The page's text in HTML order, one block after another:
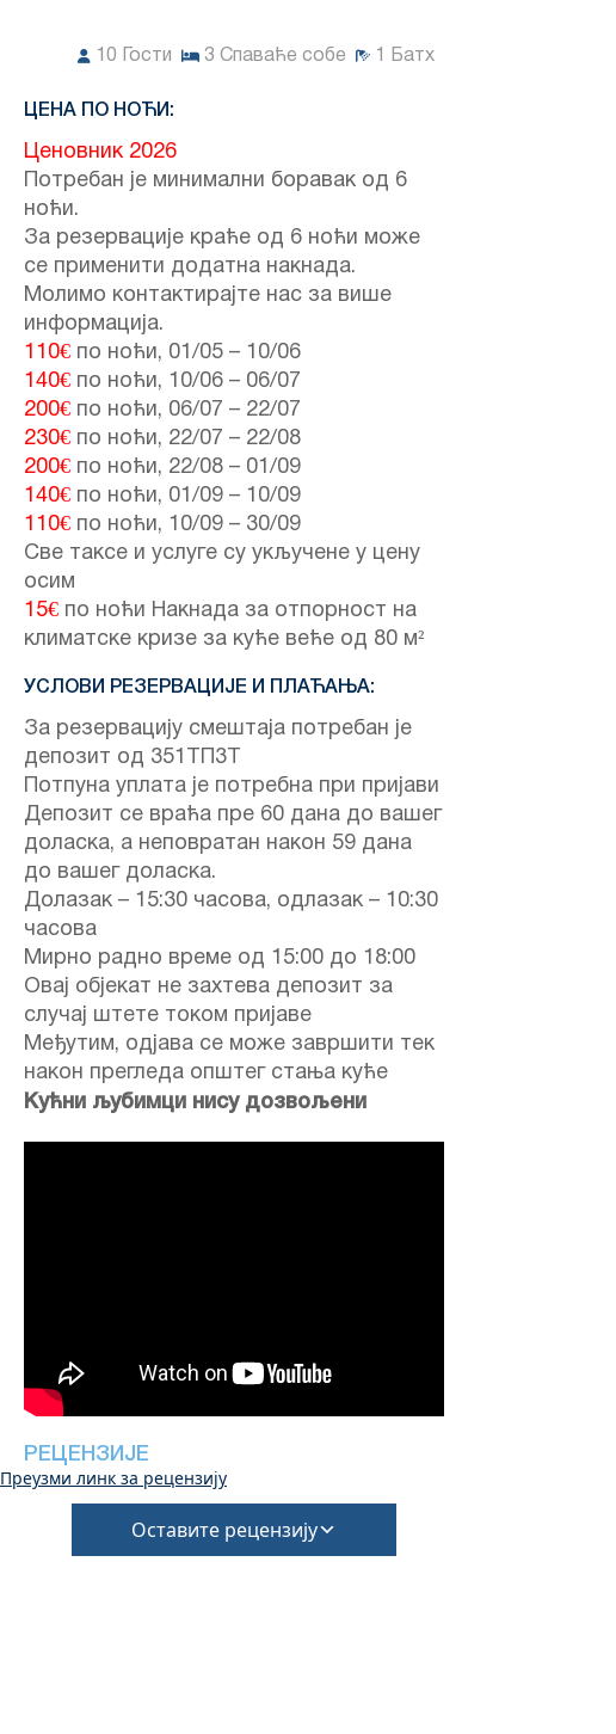
10 Гости 3 Спаваће собе 1 Батх
ЦЕНА ПО НОЋИ:
Ценовник 2026
Потребан је минимални боравак од 6
ноћи.
За резервације краће од 6 ноћи може
се применити додатна накнада.
Молимо контактирајте нас за више
информација.
110€ по ноћи, 01/05 – 10/06
140€ по ноћи, 10/06 – 06/07
200€ по ноћи, 06/07 – 22/07
230€ по ноћи, 22/07 – 22/08
200€ по ноћи, 22/08 – 01/09
140€ по ноћи, 01/09 – 10/09
110€ по ноћи, 10/09 – 30/09
Све таксе и услуге су укључене у цену
осим
15€ по ноћи Накнада за отпорност на
климатске кризе за куће веће од 80 м²
УСЛОВИ РЕЗЕРВАЦИЈЕ И ПЛАЋАЊА:
За резервацију смештаја потребан је
депозит од 351ТП3Т
Потпуна уплата је потребна при пријави
Депозит се враћа пре 60 дана до вашег
доласка, а неповратан након 59 дана
до вашег доласка.
Долазак – 15:30 часова, одлазак – 10:30
часова
Мирно радно време од 15:00 до 18:00
Овај објекат не захтева депозит за
случај штете током пријаве
Међутим, одјава се може завршити тек
након прегледа општег стања куће
Кућни љубимци нису дозвољени
РЕЦЕНЗИЈЕ
Преузми линк за рецензију
Оставите рецензију